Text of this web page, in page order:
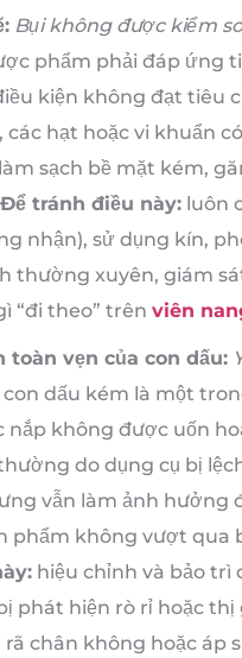
Bụi không được kiểm
phẩm phải đáp ứng
kiện không đạt tiêu
hạt hoặc vi khuẩn
sạch bề mặt kém,
Để tránh điều này: luôn
nhận), sử dụng kín,
thường xuyên, giám
“đi theo” trên viên
vẹn của con dấu:
con dấu kém là một
nắp không được uốn
do dụng cụ bị
vẫn làm ảnh hưởng
phẩm không vượt qua
hiệu chỉnh và bảo trì
phát hiện rò rỉ hoặc
rã chân không hoặc áp